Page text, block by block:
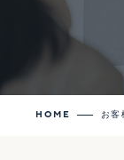
HOME お客